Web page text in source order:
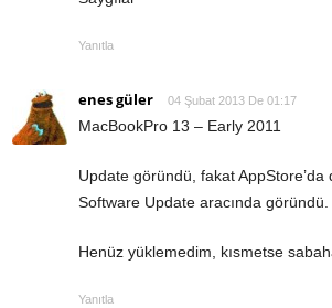
Yanıtla
enes güler 04 Şubat 2013 De 01:17
MacBookPro 13 – Early 2011
Update göründü, fakat AppStore’da
Software Update aracında göründü.
Henüz yüklemedim, kısmetse
Yanıtla